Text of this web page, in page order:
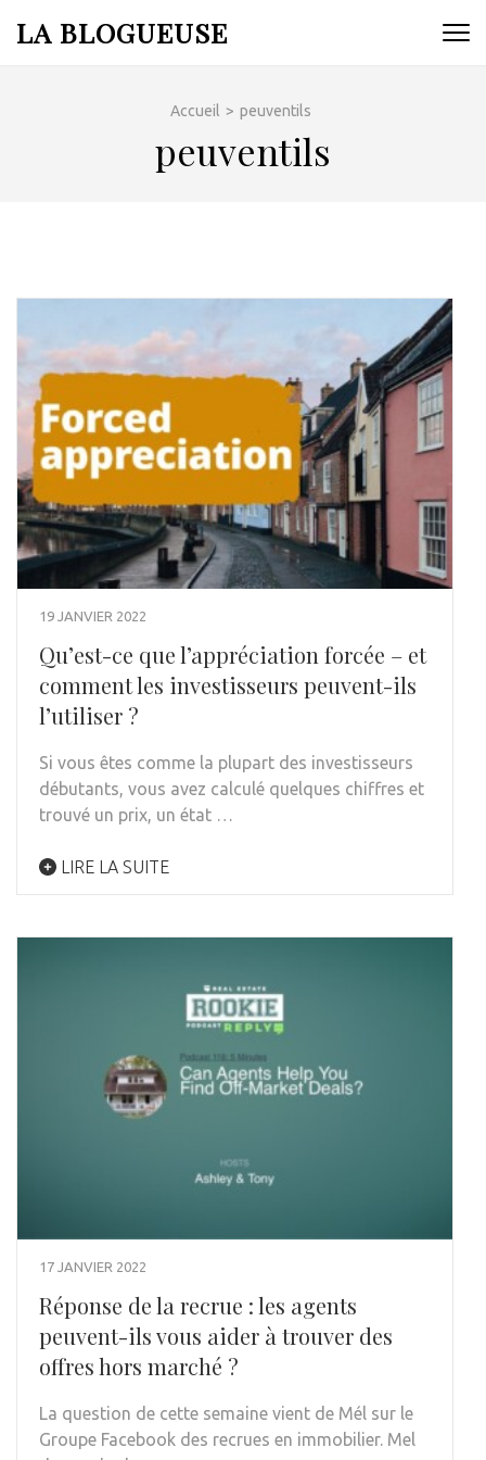
auLA BLOGUEUSE
Accueil > peuventils
peuventils
19 JANVIER 2022
Qu’est-ce que l’appréciation forcée – et
comment les investisseurs peuvent-ils
l’utiliser ?
Si vous êtes comme la plupart des investisseurs
débutants, vous avez calculé quelques chiffres et
trouvé un prix, un état …
LIRE LA SUITE
17 JANVIER 2022
Réponse de la recrue : les agents
peuvent-ils vous aider à trouver des
offres hors marché ?
La question de cette semaine vient de Mél sur le
Groupe Facebook des recrues en immobilier. Mel